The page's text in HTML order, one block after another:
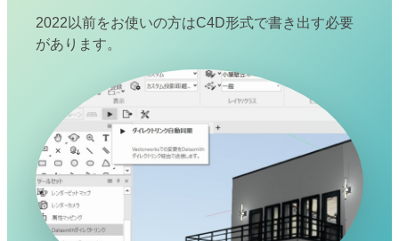
2022以前をお使いの方はC4D形式で書き出す必要
があります。